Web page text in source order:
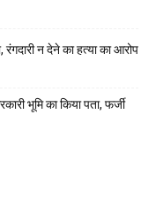
रंगदारी न देने का हत्या का आरोप
भूमि का किया पता, फर्जी